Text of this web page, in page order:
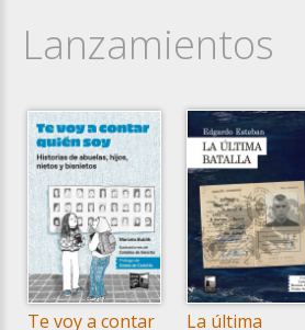
Lanzamientos
Te voy a contar La última